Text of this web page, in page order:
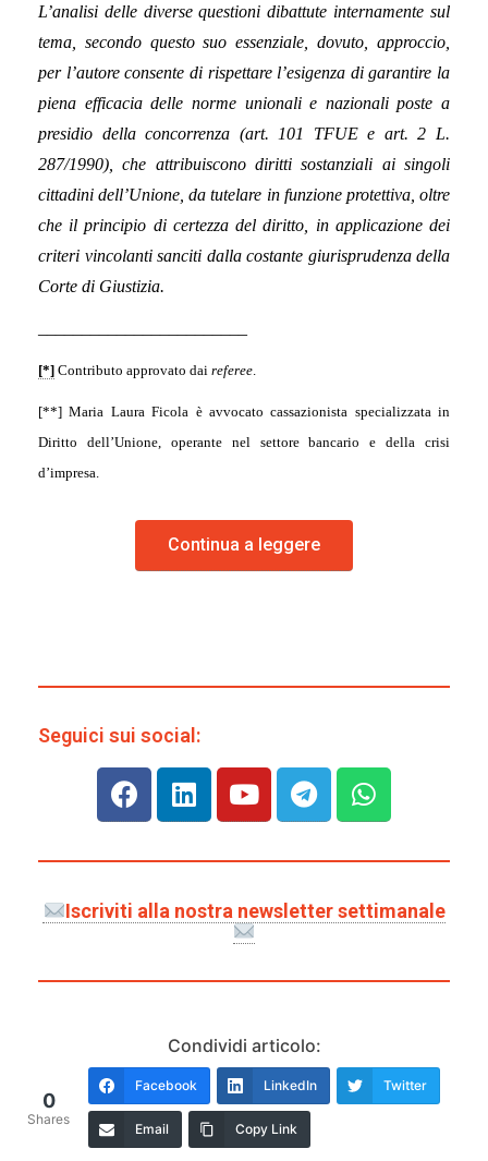
L’analisi delle diverse questioni dibattute internamente sul
tema, secondo questo suo essenziale, dovuto, approccio,
per l’autore consente di rispettare l’esigenza di garantire la
piena efficacia delle norme unionali e nazionali poste a
presidio della concorrenza (art. 101 TFUE e art. 2 L.
287/1990), che attribuiscono diritti sostanziali ai singoli
cittadini dell’Unione, da tutelare in funzione protettiva, oltre
che il principio di certezza del diritto, in applicazione dei
criteri vincolanti sanciti dalla costante giurisprudenza della
Corte di Giustizia.
[*] Contributo approvato dai referee.
[**] Maria Laura Ficola è avvocato cassazionista specializzata in
Diritto dell’Unione, operante nel settore bancario e della crisi
d’impresa.
Continua a leggere
Seguici sui social:
Iscriviti alla nostra newsletter settimanale
Condividi articolo:
0
Shares
Facebook LinkedIn Twitter
Email Copy Link